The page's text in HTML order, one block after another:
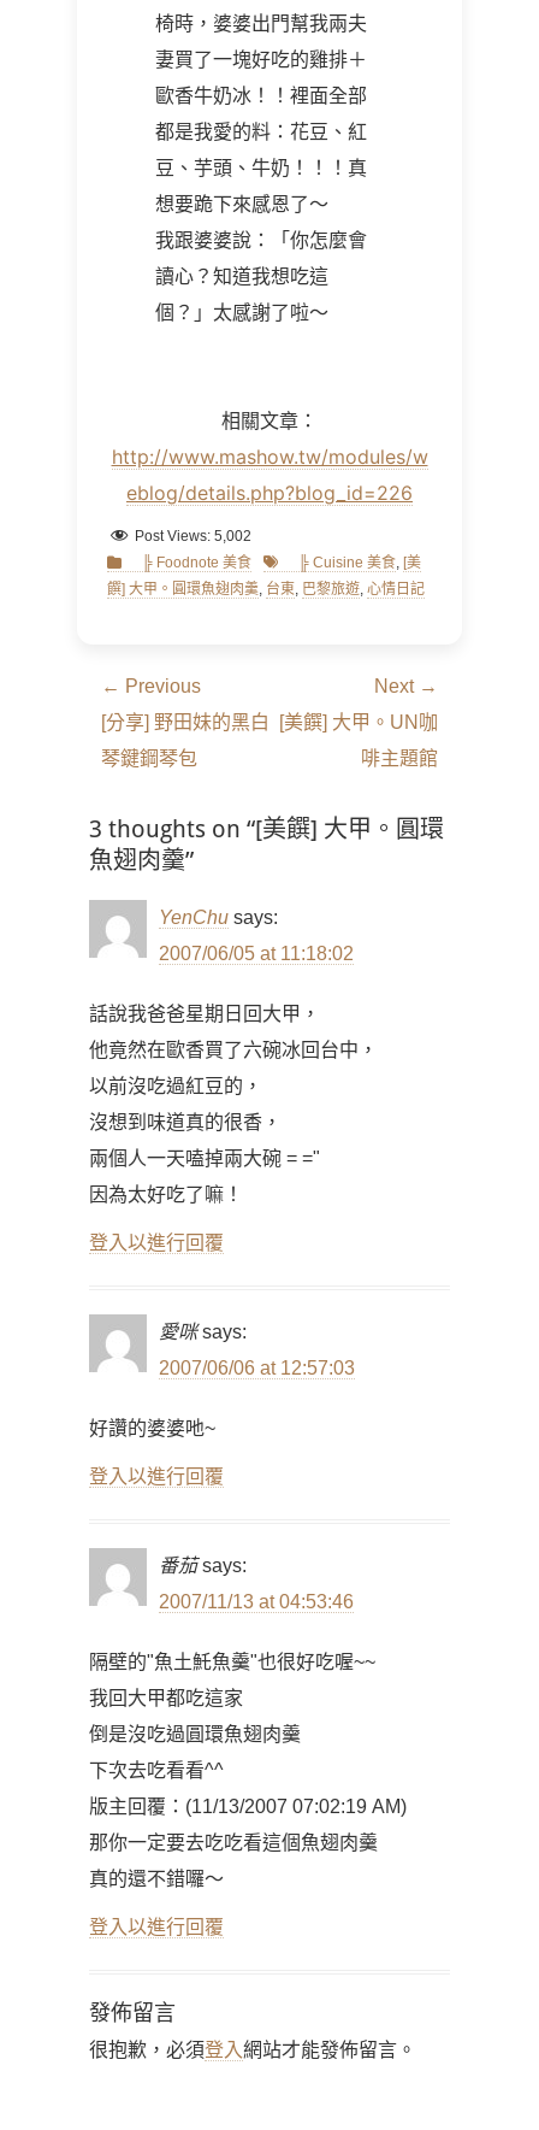
椅時，婆婆出門幫我兩夫
妻買了一塊好吃的雞排＋
歐香牛奶冰！！裡面全部
都是我愛的料：花豆、紅
豆、芋頭、牛奶！！！真
想要跪下來感恩了～
我跟婆婆說：「你怎麼會
讀心？知道我想吃這
個？」太感謝了啦～
相關文章：
http://www.mashow.tw/modules/w
eblog/details.php?blog_id=226
Post Views: 5,002
Categories
╠ Foodnote 美食 Tags ╠ Cuisine 美食, [美
饌] 大甲。圓環魚翅肉羹, 台東, 巴黎旅遊, 心情日記
文
章
導
覽
← Previous
Previous
post:
[分享] 野田妹的黑白
琴鍵鋼琴包
Next →
Next
[美饌] 大甲。UN咖
啡主題館
3 thoughts on “[美饌] 大甲。圓環
魚翅肉羹”
YenChu says:
2007/06/05 at 11:18:02
話說我爸爸星期日回大甲，
他竟然在歐香買了六碗冰回台中，
以前沒吃過紅豆的，
沒想到味道真的很香，
兩個人一天嗑掉兩大碗 = ="
因為太好吃了嘛！
登入以進行回覆
愛咪 says:
2007/06/06 at 12:57:03
好讚的婆婆吔~
登入以進行回覆
番茄 says:
2007/11/13 at 04:53:46
隔壁的"魚土魠魚羹"也很好吃喔~~
我回大甲都吃這家
倒是沒吃過圓環魚翅肉羹
下次去吃看看^^
版主回覆：(11/13/2007 07:02:19 AM)
那你一定要去吃吃看這個魚翅肉羹
真的還不錯囉～
登入以進行回覆
發佈留言
很抱歉，必須登入網站才能發佈留言。